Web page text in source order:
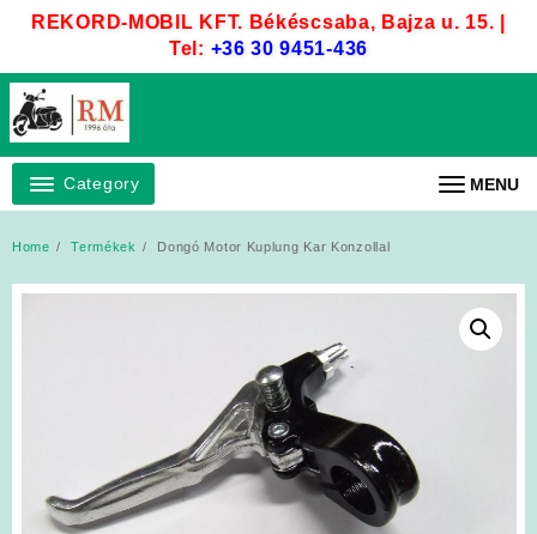
REKORD-MOBIL KFT. Békéscsaba, Bajza u. 15. |
Tel: +36 30 9451-436
Category MENU
Home Termékek Dongó Motor Kuplung Kar Konzollal